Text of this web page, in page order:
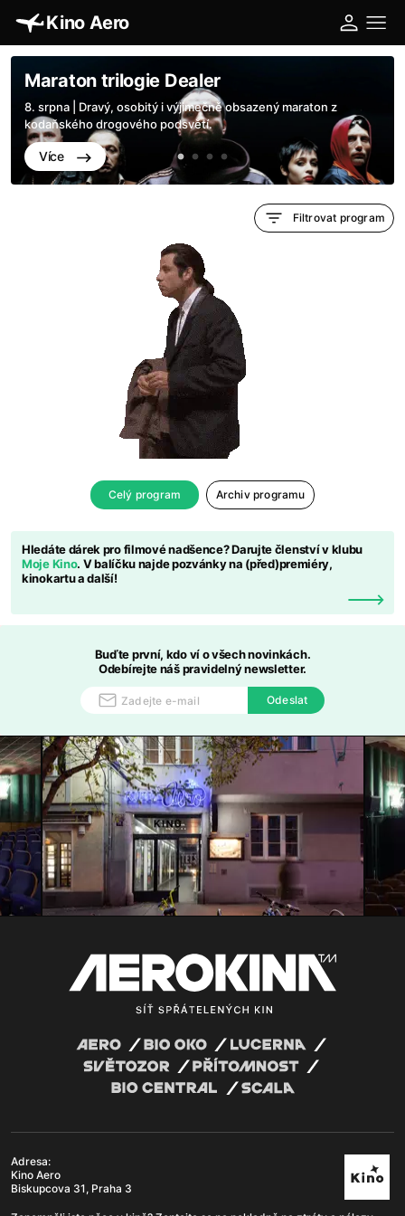
Kino Aero
Maraton trilogie Dealer
8. srpna | Dravý, osobitý i výjimečně obsazený maraton z
kodaňského drogového podsvětí.
Více
Filtrovat program
Celý program Archiv programu
Hledáte dárek pro filmové nadšence? Darujte členství v klubu
Moje Kino. V balíčku najde pozvánky na (před)premiéry,
kinokartu a další!
Buďte první, kdo ví o všech novinkách.
Odebírejte náš pravidelný newsletter.
Odeslat
Adresa:
Kino Aero
Biskupcova 31, Praha 3